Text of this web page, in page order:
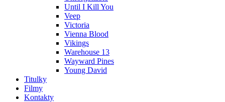
Until I Kill You
Veep
Victoria
Vienna Blood
Vikings
Warehouse 13
Wayward Pines
Young David
Titulky
Filmy
Kontakty